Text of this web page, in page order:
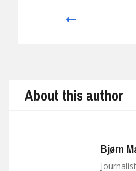
About this author
Bjørn